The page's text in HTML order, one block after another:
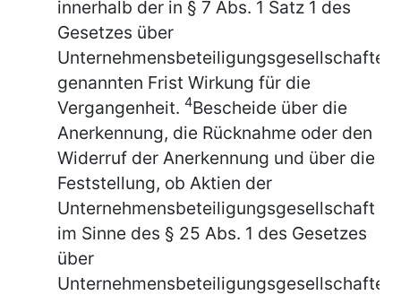
innerhalb der in § 7 Abs. 1 Satz 1 des
Gesetzes über
Unternehmensbeteiligungsgesellschaften
genannten Frist Wirkung für die
Vergangenheit. 4Bescheide über die
Anerkennung, die Rücknahme oder den
Widerruf der Anerkennung und über die
Feststellung, ob Aktien der
Unternehmensbeteiligungsgesellschaft
im Sinne des § 25 Abs. 1 des Gesetzes
über
Unternehmensbeteiligungsgesellschaften